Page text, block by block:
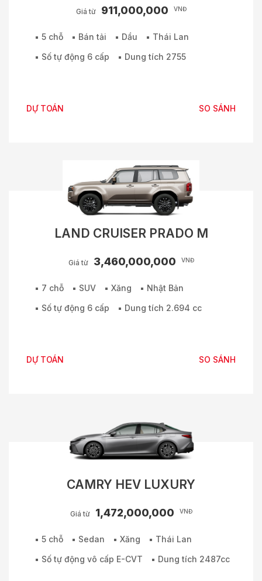
Giá từ 911,000,000 VNĐ
5 chỗ Bán tải Dầu
Thái Lan
Số tự động 6 cấp
Dung tích 2755
DỰ TOÁN SO SÁNH
LAND CRUISER PRADO M
Giá từ 3,460,000,000 VNĐ
7 chỗ SUV Xăng
Nhật Bản
Số tự động 6 cấp
Dung tích 2.694 cc
DỰ TOÁN SO SÁNH
CAMRY HEV LUXURY
Giá từ 1,472,000,000 VNĐ
5 chỗ Sedan Xăng
Thái Lan
Số tự động vô cấp E-CVT
Dung tích 2487cc